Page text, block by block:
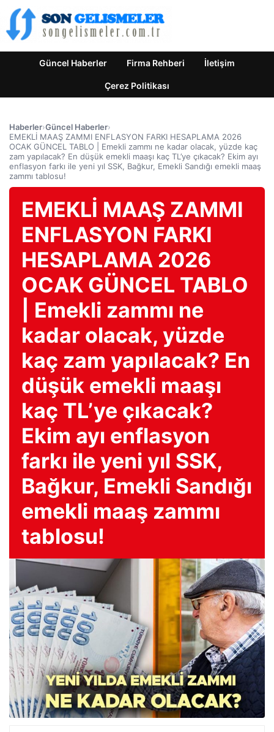
Güncel Haberler Firma Rehberi İletişim
Çerez Politikası
Haberler›Güncel Haberler›
EMEKLİ MAAŞ ZAMMI ENFLASYON FARKI HESAPLAMA 2026
OCAK GÜNCEL TABLO | Emekli zammı ne kadar olacak, yüzde kaç
zam yapılacak? En düşük emekli maaşı kaç TL’ye çıkacak? Ekim ayı
enflasyon farkı ile yeni yıl SSK, Bağkur, Emekli Sandığı emekli maaş
zammı tablosu!
EMEKLİ MAAŞ ZAMMI
ENFLASYON FARKI
HESAPLAMA 2026
OCAK GÜNCEL TABLO
| Emekli zammı ne
kadar olacak, yüzde
kaç zam yapılacak? En
düşük emekli maaşı
kaç TL’ye çıkacak?
Ekim ayı enflasyon
farkı ile yeni yıl SSK,
Bağkur, Emekli Sandığı
emekli maaş zammı
tablosu!